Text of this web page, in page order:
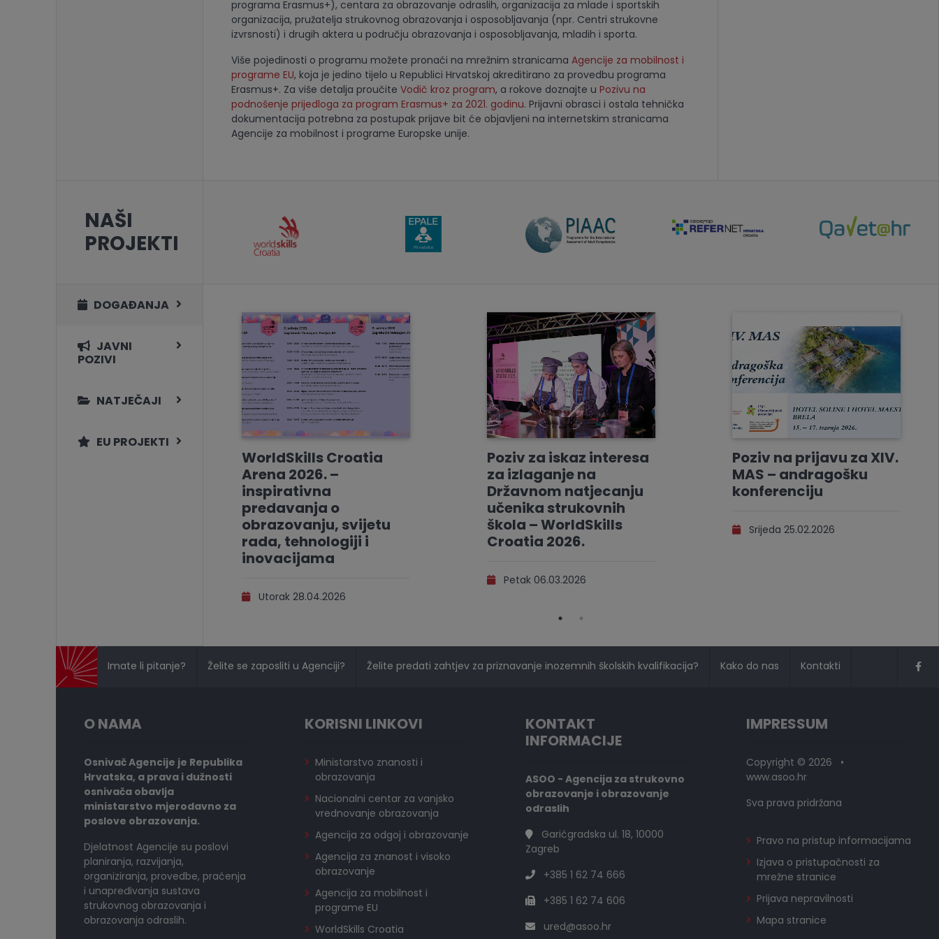
programa Erasmus+), centara za obrazovanje odraslih, organizacija za mlade i sportskih
organizacija, pružatelja strukovnog obrazovanja i osposobljavanja (npr. Centri strukovne
izvrsnosti) i drugih aktera u području obrazovanja i osposobljavanja, mladih i sporta.
Više pojedinosti o programu možete pronaći na mrežnim stranicama Agencije za mobilnost i
programe EU, koja je jedino tijelo u Republici Hrvatskoj akreditirano za provedbu programa
Erasmus+. Za više detalja proučite Vodič kroz program, a rokove doznajte u Pozivu na
podnošenje prijedloga za program Erasmus+ za 2021. godinu. Prijavni obrasci i ostala tehnička
dokumentacija potrebna za postupak prijave bit će objavljeni na internetskim stranicama
Agencije za mobilnost i programe Europske unije.
NAŠI
PROJEKTI
DOGAĐANJA
JAVNI
POZIVI
NATJEČAJI
EU PROJEKTI
WorldSkills Croatia
Arena 2026. –
inspirativna
predavanja o
obrazovanju, svijetu
rada, tehnologiji i
inovacijama
Utorak 28.04.2026
Poziv za iskaz interesa
za izlaganje na
Državnom natjecanju
učenika strukovnih
škola – WorldSkills
Croatia 2026.
Petak 06.03.2026
Poziv na prijavu za XIV.
MAS – andragošku
konferenciju
Srijeda 25.02.2026
Imate li pitanje? Želite se zaposliti u Agenciji? Želite predati zahtjev za priznavanje inozemnih školskih kvalifikacija? Kako do nas Kontakti
O NAMA
Osnivač Agencije je Republika
Hrvatska, a prava i dužnosti
osnivača obavlja
ministarstvo mjerodavno za
poslove obrazovanja.
Djelatnost Agencije su poslovi
planiranja, razvijanja,
organiziranja, provedbe, praćenja
i unapređivanja sustava
strukovnog obrazovanja i
obrazovanja odraslih.
KORISNI LINKOVI
Ministarstvo znanosti i
obrazovanja
Nacionalni centar za vanjsko
vrednovanje obrazovanja
Agencija za odgoj i obrazovanje
Agencija za znanost i visoko
obrazovanje
Agencija za mobilnost i
programe EU
WorldSkills Croatia
KONTAKT
INFORMACIJE
ASOO - Agencija za strukovno
obrazovanje i obrazovanje
odraslih
Garićgradska ul. 18, 10000
Zagreb
+385 1 62 74 666
+385 1 62 74 606
ured@asoo.hr
IMPRESSUM
Copyright © 2026 •
www.asoo.hr
Sva prava pridržana
Pravo na pristup informacijama
Izjava o pristupačnosti za
mrežne stranice
Prijava nepravilnosti
Mapa stranice